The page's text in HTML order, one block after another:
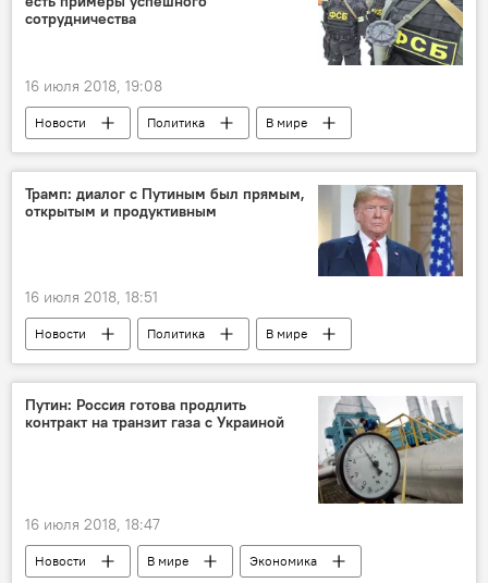
сотрудничества
16 июля 2018, 19:08
Новости Политика
В мире
Россия
США
Москва
Вашингтон
Финляндия
Хельсинки
Владимир Путин
Дональд Трамп
Трамп: диалог с Путиным был прямым,
открытым и продуктивным
16 июля 2018, 18:51
Новости Политика
В мире
Россия
США
Москва
Вашингтон
Хельсинки
Владимир Путин
диалог
Путин: Россия готова продлить
контракт на транзит газа с Украиной
16 июля 2018, 18:47
Новости В мире
Экономика